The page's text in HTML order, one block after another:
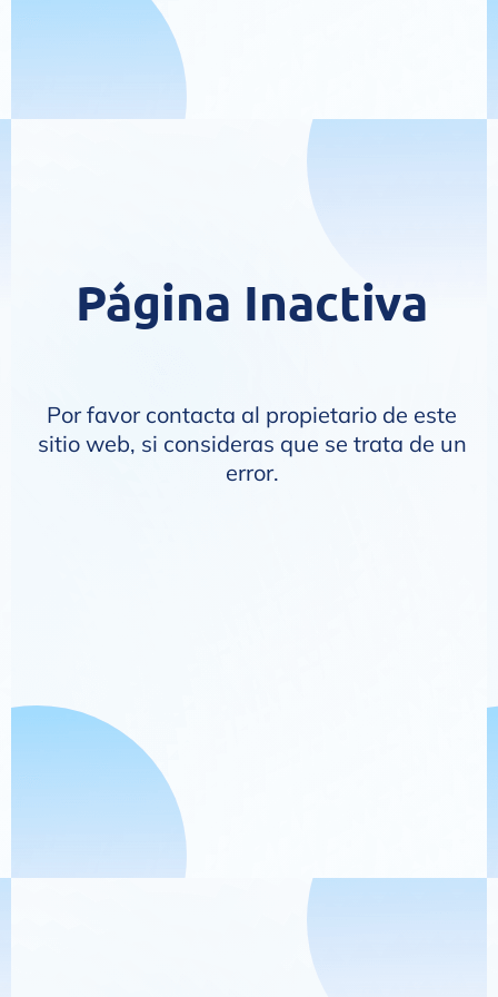
Página Inactiva
Por favor contacta al propietario de este
sitio web, si consideras que se trata de un
error.